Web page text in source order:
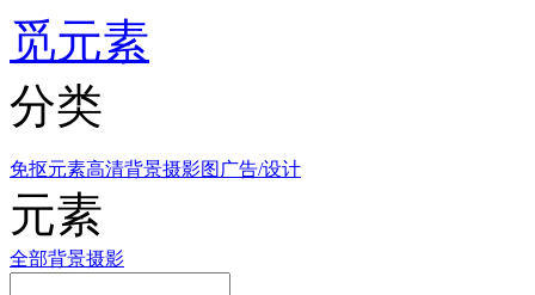
觅元素
分类
免抠元素高清背景摄影图 广告/设计
元素
全部背景摄影